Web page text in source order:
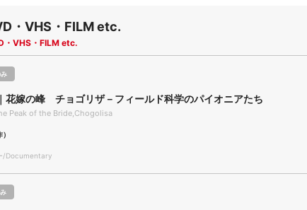
・VHS・FILM etc.
・VHS・FILM etc.
花嫁の峰 チョゴリザ－フィールド科学のパイオニアたち
Peak of the Bride,Chogolisa
/Documentary